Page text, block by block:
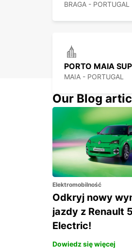
BRAGA - PORTUGAL
PORTO MAIA
MAIA - PORTUGAL
OPORTO
PORTO - PORTUGAL
Our Blog
Elektromobilność
Odkryj nowy
jazdy z Renault
Electric!
Dowiedz się więcej